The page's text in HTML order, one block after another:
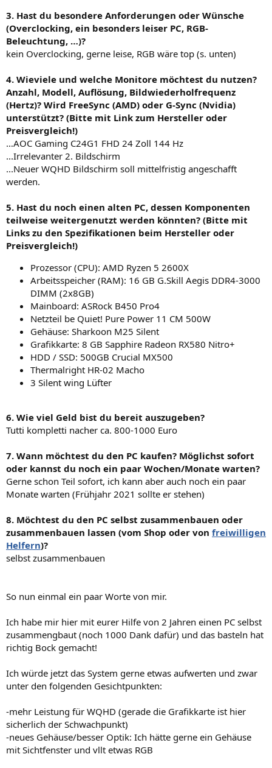
3. Hast du besondere Anforderungen oder Wünsche
(Overclocking, ein besonders leiser PC, RGB-
Beleuchtung, …)?
kein Overclocking, gerne leise, RGB wäre top (s. unten)
4. Wieviele und welche Monitore möchtest du nutzen?
Anzahl, Modell, Auflösung, Bildwiederholfrequenz
(Hertz)? Wird FreeSync (AMD) oder G-Sync (Nvidia)
unterstützt? (Bitte mit Link zum Hersteller oder
Preisvergleich!)
…AOC Gaming C24G1 FHD 24 Zoll 144 Hz
...Irrelevanter 2. Bildschirm
...Neuer WQHD Bildschirm soll mittelfristig angeschafft
werden.
5. Hast du noch einen alten PC, dessen Komponenten
teilweise weitergenutzt werden könnten? (Bitte mit
Links zu den Spezifikationen beim Hersteller oder
Preisvergleich!)
Prozessor (CPU): AMD Ryzen 5 2600X
Arbeitsspeicher (RAM): 16 GB G.Skill Aegis DDR4-3000
DIMM (2x8GB)
Mainboard: ASRock B450 Pro4
Netzteil be Quiet! Pure Power 11 CM 500W
Gehäuse: Sharkoon M25 Silent
Grafikkarte: 8 GB Sapphire Radeon RX580 Nitro+
HDD / SSD: 500GB Crucial MX500
Thermalright HR-02 Macho
3 Silent wing Lüfter
6. Wie viel Geld bist du bereit auszugeben?
Tutti kompletti nacher ca. 800-1000 Euro
7. Wann möchtest du den PC kaufen? Möglichst sofort
oder kannst du noch ein paar Wochen/Monate warten?
Gerne schon Teil sofort, ich kann aber auch noch ein paar
Monate warten (Frühjahr 2021 sollte er stehen)
8. Möchtest du den PC selbst zusammenbauen oder
zusammenbauen lassen (vom Shop oder von freiwilligen
Helfern)?
selbst zusammenbauen
So nun einmal ein paar Worte von mir.
Ich habe mir hier mit eurer Hilfe von 2 Jahren einen PC selbst
zusammengbaut (noch 1000 Dank dafür) und das basteln hat
richtig Bock gemacht!
Ich würde jetzt das System gerne etwas aufwerten und zwar
unter den folgenden Gesichtpunkten:
-mehr Leistung für WQHD (gerade die Grafikkarte ist hier
sicherlich der Schwachpunkt)
-neues Gehäuse/besser Optik: Ich hätte gerne ein Gehäuse
mit Sichtfenster und vllt etwas RGB